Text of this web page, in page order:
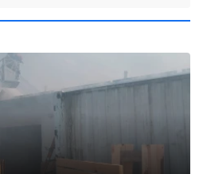
objęty jest cały budynek"